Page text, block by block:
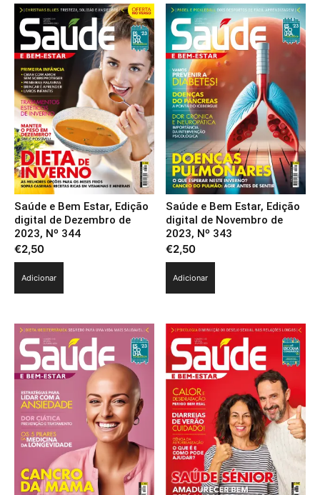
Saúde e Bem Estar, Edição
digital de Dezembro de
2023, Nº 344
€2,50
Adicionar
Saúde e Bem Estar, Edição
digital de Novembro de
2023, Nº 343
€2,50
Adicionar